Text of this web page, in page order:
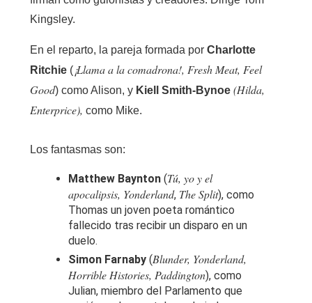
Kingsley.
En el reparto, la pareja formada por Charlotte
Ritchie(¡Llama a la comadrona!, Fresh Meat, Feel
Good) como Alison, y Kiell Smith-Bynoe (Hilda,
Enterprice), como Mike.
Los fantasmas son:
Matthew Baynton(Tú, yo y el
apocalipsis, Yonderland, The Split), como
Thomas un joven poeta romántico
fallecido tras recibir un disparo en un
duelo.
Simon Farnaby(Blunder, Yonderland,
Horrible Histories, Paddington), como
Julian, miembro del Parlamento que